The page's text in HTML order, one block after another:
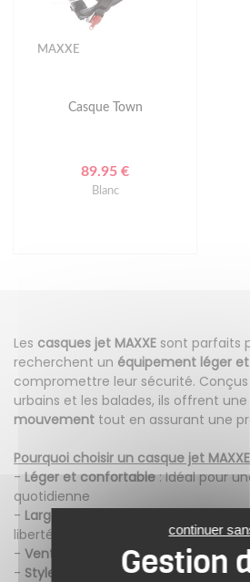
MAXXE
Casque Town
89.95 €
Blanc
Les casques jet MAXXE sont parfaits
recherchent un équipement léger
compromettre leur sécurité.
urbains et les balades, ils offrent une
mouvement tout en assurant une
Pourquoi choisir un casque jet
- Léger et confortable: Idéal pour
quotidienne
- Large champ de vision
: Meilleure
liberté
- Ventilation optimisée: Confort
- Style moderne et compact: Un
continuer